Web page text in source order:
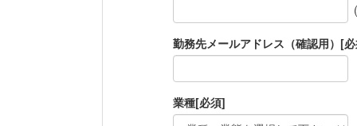
勤務先メールアドレス（確認用） [
業種[必須]